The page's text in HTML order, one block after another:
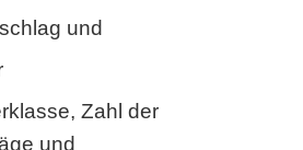
und
Zahl der
und